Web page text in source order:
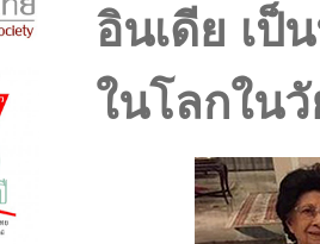
อินเดีย เป็
ในโลกใน